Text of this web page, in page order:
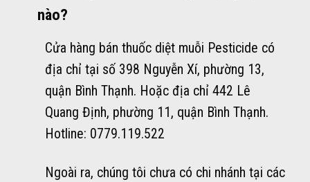
nào?
Cửa hàng bán thuốc diệt muỗi Pesticide có
địa chỉ tại số 398 Nguyễn Xí, phường 13,
quận Bình Thạnh. Hoặc địa chỉ 442 Lê
Quang Định, phường 11, quận Bình Thạnh.
Hotline: 0779.119.522
Ngoài ra, chúng tôi chưa có chi nhánh tại các